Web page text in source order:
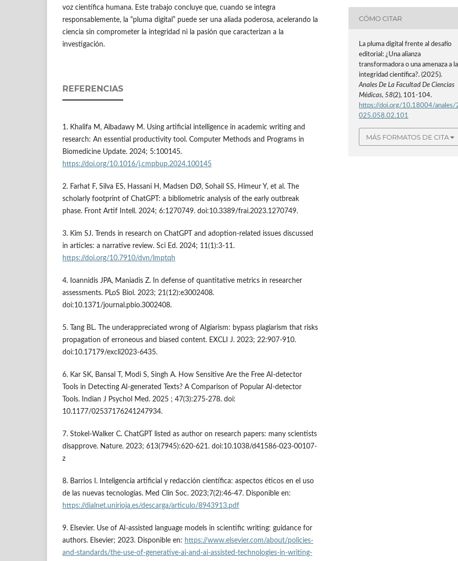
voz científica humana. Este trabajo concluye que, cuando se integra
responsablemente, la “pluma digital” puede ser una aliada poderosa, acelerando la
ciencia sin comprometer la integridad ni la pasión que caracterizan a la
investigación.
REFERENCIAS
1. Khalifa M, Albadawy M. Using artificial intelligence in academic writing and
research: An essential productivity tool. Computer Methods and Programs in
Biomedicine Update. 2024; 5:100145.
https://doi.org/10.1016/j.cmpbup.2024.100145
2. Farhat F, Silva ES, Hassani H, Madsen DØ, Sohail SS, Himeur Y, et al. The
scholarly footprint of ChatGPT: a bibliometric analysis of the early outbreak
phase. Front Artif Intell. 2024; 6:1270749. doi:10.3389/frai.2023.1270749.
3. Kim SJ. Trends in research on ChatGPT and adoption-related issues discussed
in articles: a narrative review. Sci Ed. 2024; 11(1):3-11.
https://doi.org/10.7910/dvn/lmptqh
4. Ioannidis JPA, Maniadis Z. In defense of quantitative metrics in researcher
assessments. PLoS Biol. 2023; 21(12):e3002408.
doi:10.1371/journal.pbio.3002408.
5. Tang BL. The underappreciated wrong of AIgiarism: bypass plagiarism that risks
propagation of erroneous and biased content. EXCLI J. 2023; 22:907-910.
doi:10.17179/excli2023-6435.
6. Kar SK, Bansal T, Modi S, Singh A. How Sensitive Are the Free AI-detector
Tools in Detecting AI-generated Texts? A Comparison of Popular AI-detector
Tools. Indian J Psychol Med. 2025 ; 47(3):275-278. doi:
10.1177/02537176241247934.
7. Stokel-Walker C. ChatGPT listed as author on research papers: many scientists
disapprove. Nature. 2023; 613(7945):620-621. doi:10.1038/d41586-023-00107-
z
8. Barrios I. Inteligencia artificial y redacción científica: aspectos éticos en el uso
de las nuevas tecnologías. Med Clin Soc. 2023;7(2):46-47. Disponible en:
https://dialnet.unirioja.es/descarga/articulo/8943913.pdf
9. Elsevier. Use of AI-assisted language models in scientific writing: guidance for
authors. Elsevier; 2023. Disponible en: https://www.elsevier.com/about/policies-
and-standards/the-use-of-generative-ai-and-ai-assisted-technologies-in-writing-
CÓMO CITAR
La pluma digital frente al desafío
editorial: ¿Una alianza
transformadora o una amenaza a la
integridad científica?. (2025).
Anales De La Facultad De Ciencias
Médicas,58(2), 101-104.
https://doi.org/10.18004/anales/
025.058.02.101
MÁS FORMATOS DE CITA